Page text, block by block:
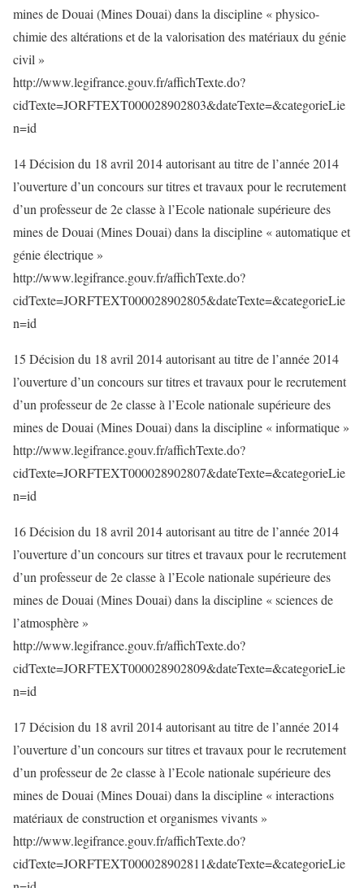
mines de Douai (Mines Douai) dans la discipline « physico-
chimie des altérations et de la valorisation des matériaux du génie
civil »
http://www.legifrance.gouv.fr/affichTexte.do?
cidTexte=JORFTEXT000028902803&dateTexte=&categorieLie
n=id
14 Décision du 18 avril 2014 autorisant au titre de l’année 2014
l’ouverture d’un concours sur titres et travaux pour le recrutement
d’un professeur de 2e classe à l’Ecole nationale supérieure des
mines de Douai (Mines Douai) dans la discipline « automatique et
génie électrique »
http://www.legifrance.gouv.fr/affichTexte.do?
cidTexte=JORFTEXT000028902805&dateTexte=&categorieLie
n=id
15 Décision du 18 avril 2014 autorisant au titre de l’année 2014
l’ouverture d’un concours sur titres et travaux pour le recrutement
d’un professeur de 2e classe à l’Ecole nationale supérieure des
mines de Douai (Mines Douai) dans la discipline « informatique »
http://www.legifrance.gouv.fr/affichTexte.do?
cidTexte=JORFTEXT000028902807&dateTexte=&categorieLie
n=id
16 Décision du 18 avril 2014 autorisant au titre de l’année 2014
l’ouverture d’un concours sur titres et travaux pour le recrutement
d’un professeur de 2e classe à l’Ecole nationale supérieure des
mines de Douai (Mines Douai) dans la discipline « sciences de
l’atmosphère »
http://www.legifrance.gouv.fr/affichTexte.do?
cidTexte=JORFTEXT000028902809&dateTexte=&categorieLie
n=id
17 Décision du 18 avril 2014 autorisant au titre de l’année 2014
l’ouverture d’un concours sur titres et travaux pour le recrutement
d’un professeur de 2e classe à l’Ecole nationale supérieure des
mines de Douai (Mines Douai) dans la discipline « interactions
matériaux de construction et organismes vivants »
http://www.legifrance.gouv.fr/affichTexte.do?
cidTexte=JORFTEXT000028902811&dateTexte=&categorieLie